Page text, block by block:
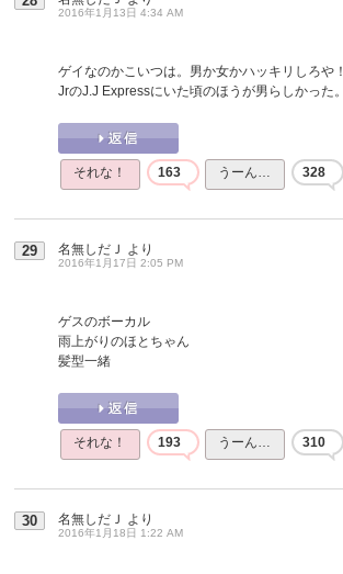
2016年1月13日 4:34 AM
ゲイなのかこいつは。男か女かハッキリしろや！
JrのJ.J Expressにいた頃のほうが男らしかった。
それな！ 163 うーん… 328
29 名無しだＪ より
2016年1月17日 2:05 PM
ゲスのボーカル
雨上がりのほとちゃん
髪型一緒
それな！ 193 うーん… 310
30 名無しだＪ より
2016年1月18日 1:22 AM